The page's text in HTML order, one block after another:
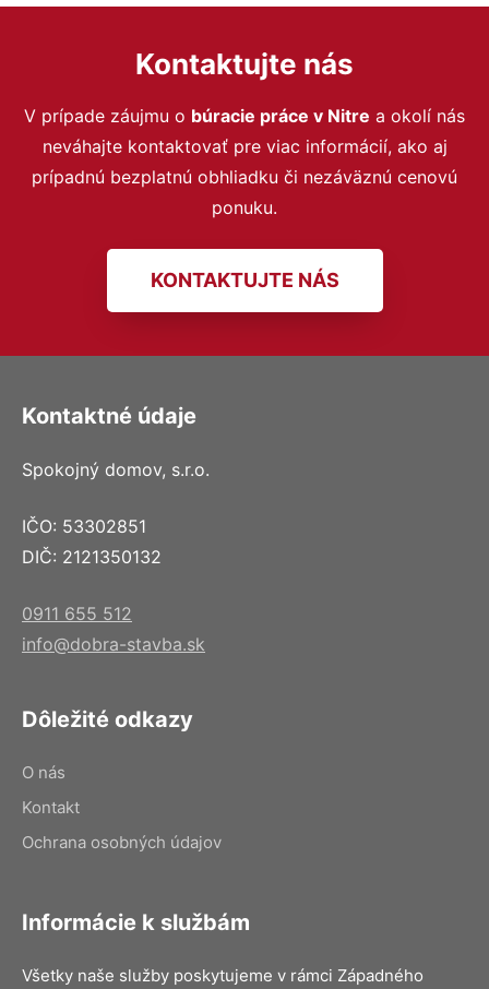
Kontaktujte nás
V prípade záujmu o búracie práce v Nitre a okolí nás
neváhajte kontaktovať pre viac informácií, ako aj
prípadnú bezplatnú obhliadku či nezáväznú cenovú
ponuku.
KONTAKTUJTE NÁS
Kontaktné údaje
Spokojný domov, s.r.o.
IČO: 53302851
DIČ: 2121350132
0911 655 512
info@dobra-stavba.sk
Dôležité odkazy
O nás
Kontakt
Ochrana osobných údajov
Informácie k službám
Všetky naše služby poskytujeme v rámci Západného